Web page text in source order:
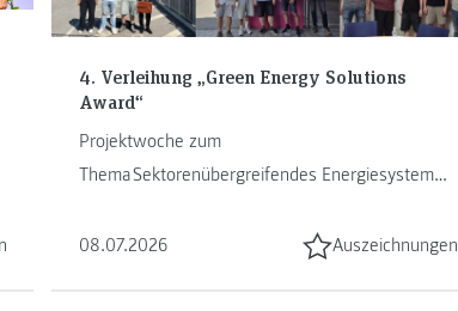
4. Verleihung „Green Energy Solutions
Award“
Projektwoche zum
Thema Sektorenübergreifendes Energiesystem
JOANNEUM Kapfenberg ...
08.07.2026 Auszeichnungen